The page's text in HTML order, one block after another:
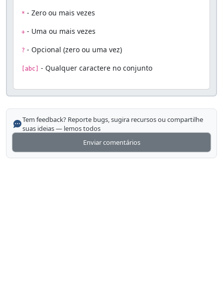
* - Zero ou mais vezes
+ - Uma ou mais vezes
? - Opcional (zero ou uma vez)
[abc] - Qualquer caractere no conjunto
Tem feedback? Reporte bugs, sugira recursos ou compartilhe
suas ideias — lemos todos
Enviar comentários